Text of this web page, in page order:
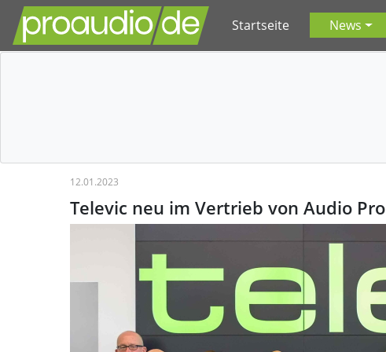
Startseite News
12.01.2023
Televic neu im Vertrieb von Audio Pro